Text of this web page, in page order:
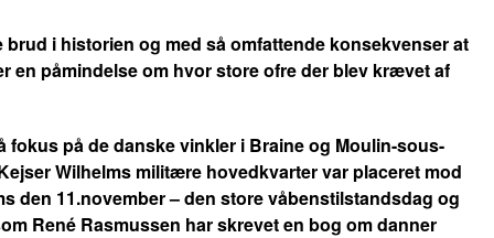
i historien og med så omfattende konsekvenser at
en påmindelse om hvor store ofre der blev krævet af
fokus på de danske vinkler i Braine og Moulin-sous-
Wilhelms militære hovedkvarter var placeret mod
den 11.november – den store våbenstilstandsdag og
René Rasmussen har skrevet en bog om danner